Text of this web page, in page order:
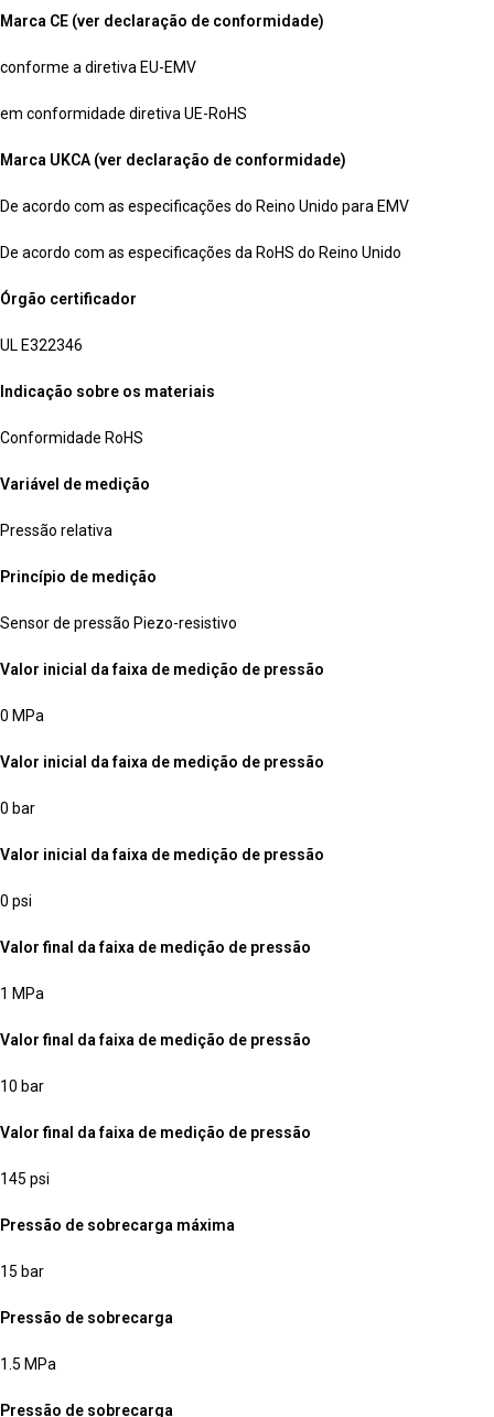
Marca CE (ver declaração de conformidade)
conforme a diretiva EU-EMV
em conformidade diretiva UE-RoHS
Marca UKCA (ver declaração de conformidade)
De acordo com as especificações do Reino Unido para EMV
De acordo com as especificações da RoHS do Reino Unido
Órgão certificador
UL E322346
Indicação sobre os materiais
Conformidade RoHS
Variável de medição
Pressão relativa
Princípio de medição
Sensor de pressão Piezo-resistivo
Valor inicial da faixa de medição de pressão
0 MPa
Valor inicial da faixa de medição de pressão
0 bar
Valor inicial da faixa de medição de pressão
0 psi
Valor final da faixa de medição de pressão
1 MPa
Valor final da faixa de medição de pressão
10 bar
Valor final da faixa de medição de pressão
145 psi
Pressão de sobrecarga máxima
15 bar
Pressão de sobrecarga
1.5 MPa
Pressão de sobrecarga